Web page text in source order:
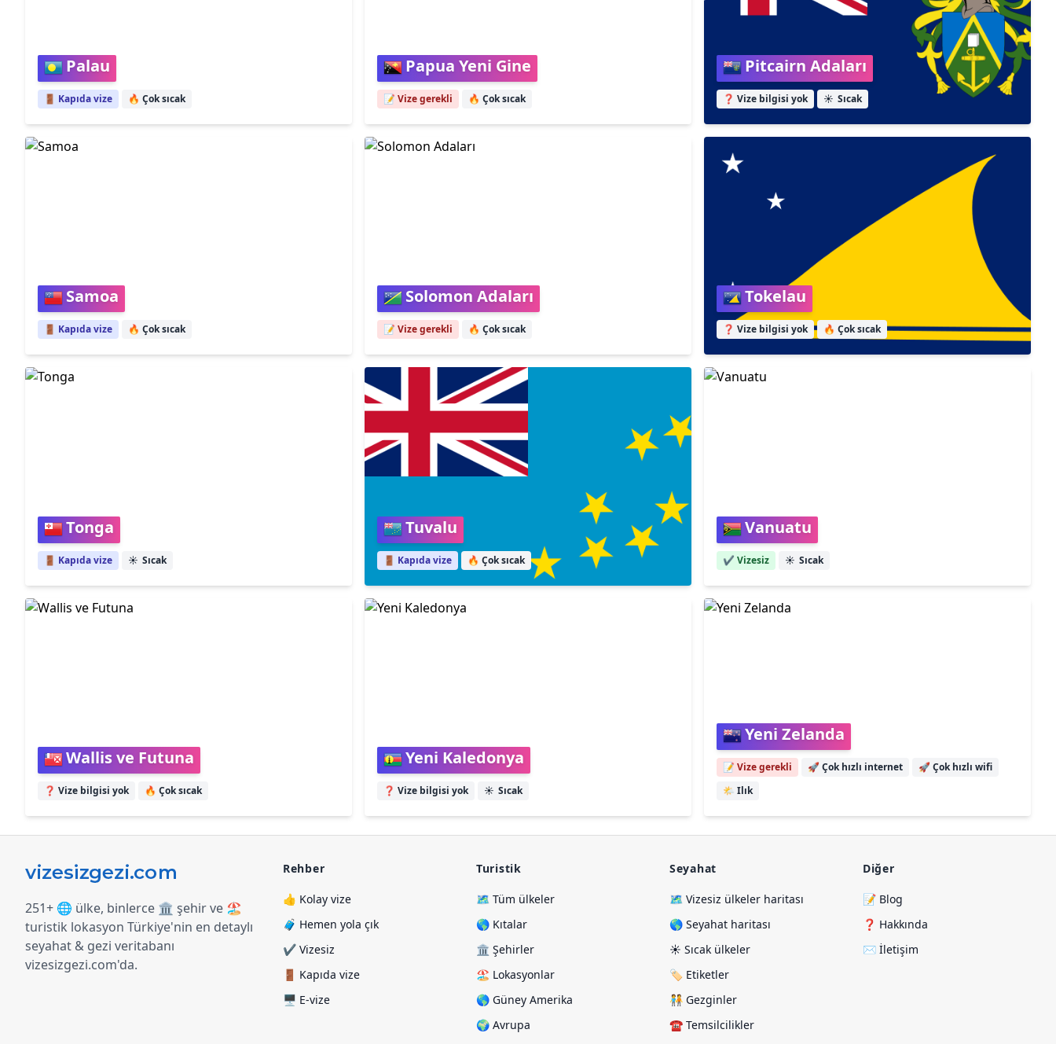
Palau
🚪 Kapıda vize 🔥 Çok sıcak
Papua Yeni Gine
📝 Vize gerekli 🔥 Çok sıcak
Pitcairn Adaları
❓ Vize bilgisi yok ☀️ Sıcak
Samoa
🚪 Kapıda vize 🔥 Çok sıcak
Solomon Adaları
📝 Vize gerekli 🔥 Çok sıcak
Tokelau
❓ Vize bilgisi yok 🔥 Çok sıcak
Tonga
🚪 Kapıda vize ☀️ Sıcak
Tuvalu
🚪 Kapıda vize 🔥 Çok sıcak
Vanuatu
✔️ Vizesiz ☀️ Sıcak
Wallis ve Futuna
❓ Vize bilgisi yok 🔥 Çok sıcak
Yeni Kaledonya
❓ Vize bilgisi yok ☀️ Sıcak
Yeni Zelanda
📝 Vize gerekli 🚀 Çok hızlı internet 🚀 Çok hızlı wifi
🌤️ Ilık
251+ 🌐 ülke, binlerce 🏛️ şehir ve 🏖️
turistik lokasyon Türkiye'nin en detaylı
seyahat & gezi veritabanı
vizesizgezi.com'da.
Rehber
👍 Kolay vize
🧳 Hemen yola çık
✔️ Vizesiz
🚪 Kapıda vize
🖥️ E-vize
Turistik
🗺️ Tüm ülkeler
🌎 Kıtalar
🏛️ Şehirler
🏖️ Lokasyonlar
🌎 Güney Amerika
🌍 Avrupa
Seyahat
🗺️ Vizesiz ülkeler haritası
🌎 Seyahat haritası
☀️ Sıcak ülkeler
🏷️ Etiketler
🧑‍🤝‍🧑 Gezginler
☎️ Temsilcilikler
Diğer
📝 Blog
❓ Hakkında
✉️ İletişim